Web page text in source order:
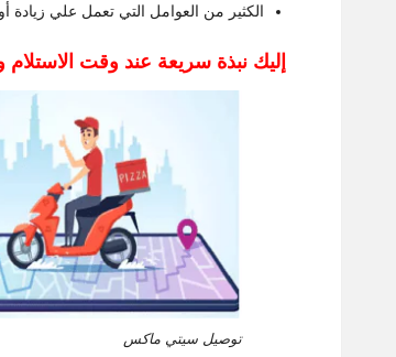
الكثير من العوامل التي تعمل علي
إليك نبذة سريعة عند وقت
توصيل سيتي ماكس